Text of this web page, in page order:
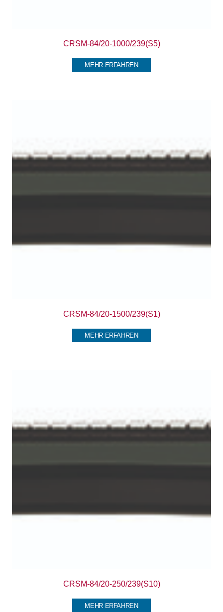
CRSM-84/20-1000/239(S5)
MEHR ERFAHREN
CRSM-84/20-1500/239(S1)
MEHR ERFAHREN
CRSM-84/20-250/239(S10)
MEHR ERFAHREN